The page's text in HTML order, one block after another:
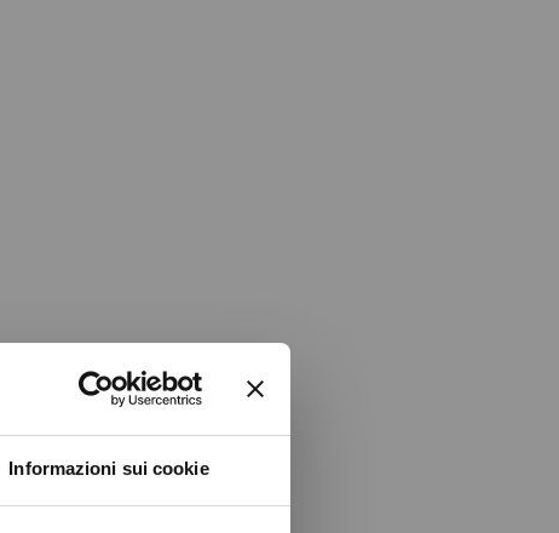
Informazioni sui cookie